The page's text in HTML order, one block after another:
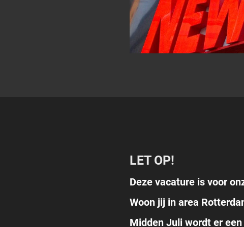
LET OP!
Deze vacature is voor
Woon jij in area
Midden Juli wordt er een